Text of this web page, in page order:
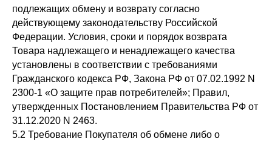
подлежащих обмену и возврату согласно
действующему законодательству Российской
Федерации. Условия, сроки и порядок возврата
Товара надлежащего и ненадлежащего качества
установлены в соответствии с требованиями
Гражданского кодекса РФ, Закона РФ от 07.02.1992 N
2300-1 «О защите прав потребителей»; Правил,
утвержденных Постановлением Правительства РФ от
31.12.2020 N 2463.
5.2 Требование Покупателя об обмене либо о